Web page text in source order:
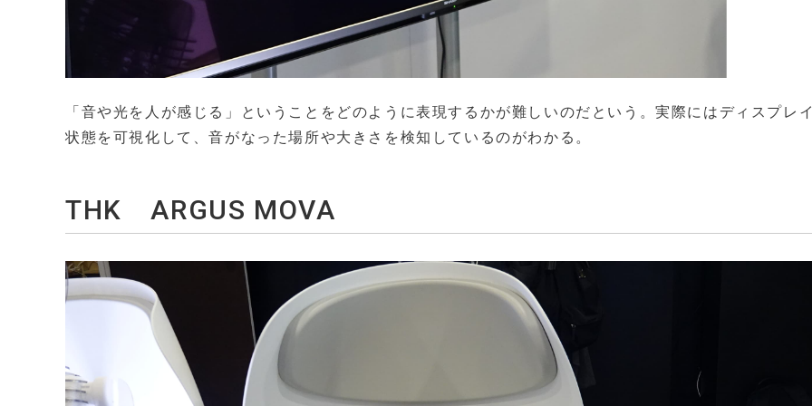
「音や光を人が感じる」ということをどのように表現するかが難しいのだという。実際にはディスプレ
状態を可視化して、音がなった場所や大きさを検知しているのがわかる。
THK ARGUS MOVA